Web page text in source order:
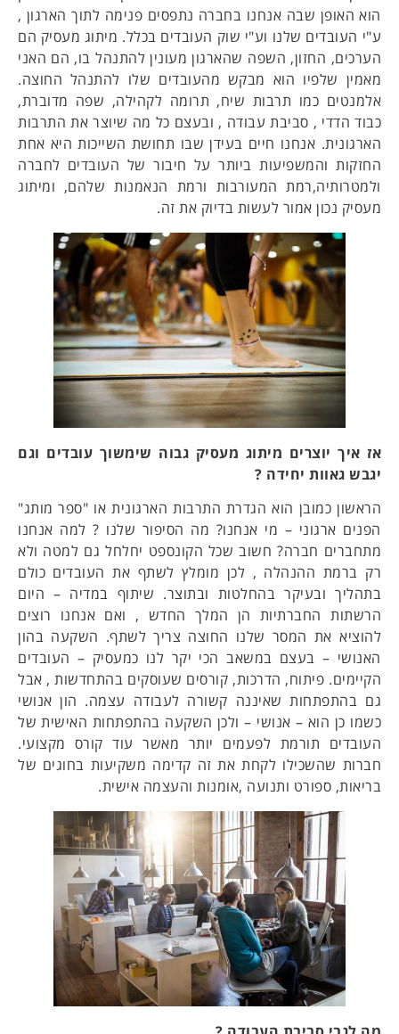
הוא האופן שבה אנחנו בחברה נתפסים פנימה לתוך הארגון ,
ע"י העובדים שלנו וע"י שוק העובדים בכלל. מיתוג מעסיק הם
הערכים, החזון, השפה שהארגון מעונין להתנהל בו, הם האני
מאמין שלפיו הוא מבקש מהעובדים שלו להתנהל החוצה.
אלמנטים כמו תרבות שיח, תרומה לקהילה, שפה מדוברת,
כבוד הדדי , סביבת עבודה , ובעצם כל מה שיוצר את התרבות
הארגונית. אנחנו חיים בעידן שבו תחושת השייכות היא אחת
החזקות והמשפיעות ביותר על חיבור של העובדים לחברה
ולמטרותיה,רמת המעורבות ורמת הנאמנות שלהם, ומיתוג
מעסיק נכון אמור לעשות בדיוק את זה.
אז איך יוצרים מיתוג מעסיק גבוה שימשוך עובדים וגם
יגבש גאוות יחידה ?
הראשון כמובן הוא הגדרת התרבות הארגונית או "ספר מותג"
הפנים ארגוני – מי אנחנו? מה הסיפור שלנו ? למה אנחנו
מתחברים חברה? חשוב שכל הקונספט יחלחל גם למטה ולא
רק ברמת ההנהלה , לכן מומלץ לשתף את העובדים כולם
בתהליך ובעיקר בהחלטות ובתוצר. שיתוף במדיה – היום
הרשתות החברתיות הן המלך החדש , ואם אנחנו רוצים
להוציא את המסר שלנו החוצה צריך לשתף. השקעה בהון
האנושי – בעצם במשאב הכי יקר לנו כמעסיק – העובדים
הקיימים. פיתוח, הדרכות, קורסים שעוסקים בהתחדשות , אבל
גם בהתפתחות שאיננה קשורה לעבודה עצמה. הון אנושי
כשמו כן הוא – אנושי – ולכן השקעה בהתפתחות האישית של
העובדים תורמת לפעמים יותר מאשר עוד קורס מקצועי.
חברות שהשכילו לקחת את זה קדימה משקיעות בחוגים של
בריאות, ספורט ותנועה ,אומנות והעצמה אישית.